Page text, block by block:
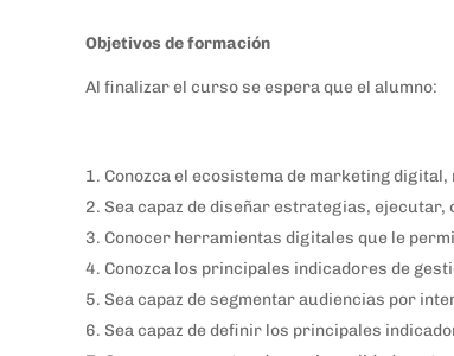
Objetivos de formación
Al finalizar el curso se espera que el alumno:
Conozca el ecosistema de marketing
Sea capaz de diseñar estrategias,
Conocer herramientas digitales que le
Conozca los principales indicadores de
Sea capaz de segmentar audiencias por
Sea capaz de definir los principales